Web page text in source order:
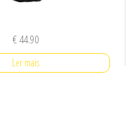
€44.90
Ler mais